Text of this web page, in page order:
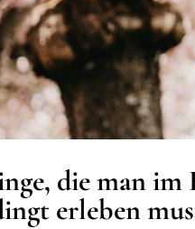
die man
erleben